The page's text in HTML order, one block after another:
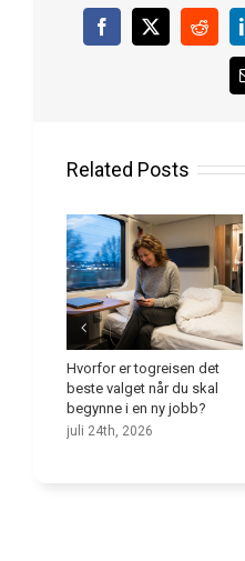
Facebook
X Reddit
Related Posts
Hvorfor er togreisen det
beste valget når du skal
begynne i en ny jobb?
juli 24th, 2026